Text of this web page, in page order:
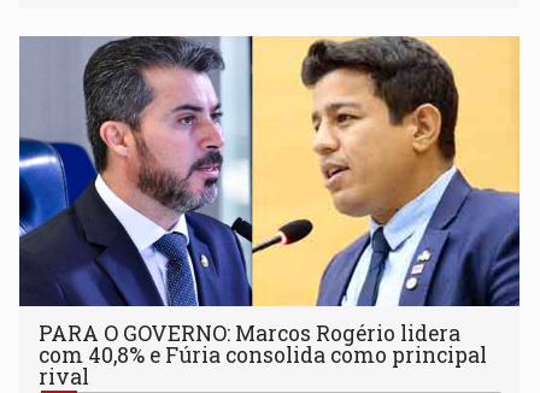
PARA O GOVERNO: Marcos Rogério lidera
com 40,8% e Fúria consolida como principal
rival